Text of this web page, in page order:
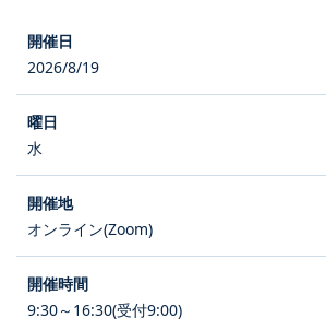
2026/8/19
水
オンライン(Zoom)
9:30～16:30(受付9:00)